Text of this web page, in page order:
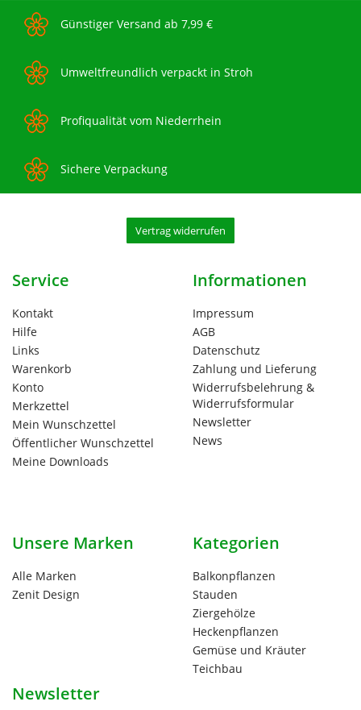
Günstiger Versand ab 7,99 €
Umweltfreundlich verpackt in Stroh
Profiqualität vom Niederrhein
Sichere Verpackung
Vertrag widerrufen
Service
Kontakt
Hilfe
Links
Warenkorb
Konto
Merkzettel
Mein Wunschzettel
Öffentlicher Wunschzettel
Meine Downloads
Informationen
Impressum
AGB
Datenschutz
Zahlung und Lieferung
Widerrufsbelehrung &
Widerrufsformular
Newsletter
News
Unsere Marken
Alle Marken
Zenit Design
Kategorien
Balkonpflanzen
Stauden
Ziergehölze
Heckenpflanzen
Gemüse und Kräuter
Teichbau
Newsletter